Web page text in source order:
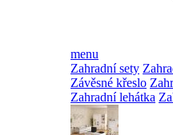
menu
Zahradní sety
Závěsné křeslo
Zahradní lehátka